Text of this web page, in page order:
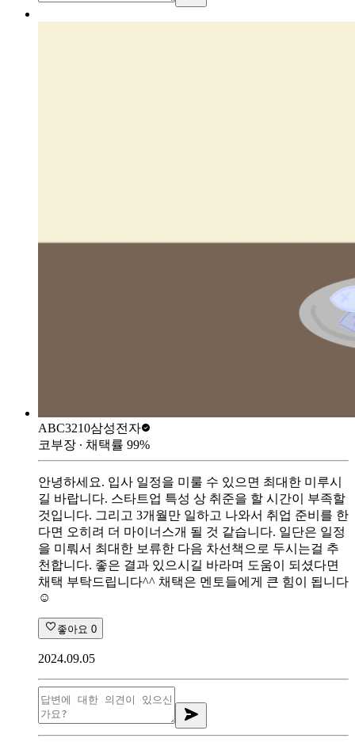
ABC3210삼성전자
코부장 ∙ 채택률 99%
안녕하세요. 입사 일정을 미룰 수 있으면 최대한 미루시
길 바랍니다. 스타트업 특성 상 취준을 할 시간이 부족할
것입니다. 그리고 3개월만 일하고 나와서 취업 준비를 한
다면 오히려 더 마이너스개 될 것 같습니다. 일단은 일정
을 미뤄서 최대한 보류한 다음 차선책으로 두시는걸 추
천합니다. 좋은 결과 있으시길 바라며 도움이 되셨다면
채택 부탁드립니다^^ 채택은 멘토들에게 큰 힘이 됩니다
☺️
좋아요 0
2024.09.05